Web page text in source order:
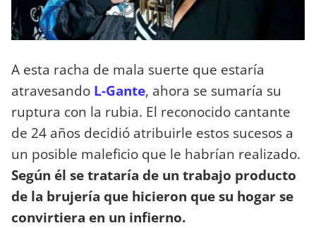
A esta racha de mala suerte que estaría
atravesando L-Gante, ahora se sumaría su
ruptura con la rubia. El reconocido cantante
de 24 años decidió atribuirle estos sucesos a
un posible maleficio que le habrían realizado.
Según él se trataría de un trabajo producto
de la brujería que hicieron que su hogar se
convirtiera en un infierno.